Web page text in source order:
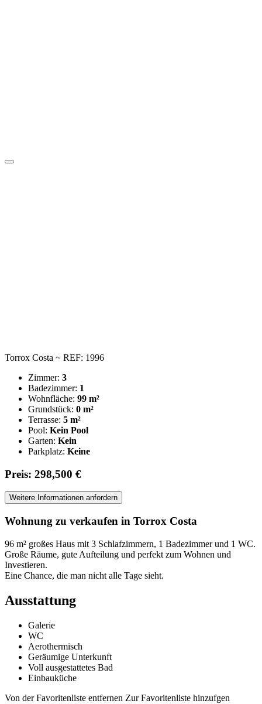
Torrox Costa ~ REF: 1996
Zimmer: 3
Badezimmer: 1
Wohnfläche: 99 m²
Grundstück: 0 m²
Terrasse: 5 m²
Pool: Kein Pool
Garten: Kein
Parkplatz: Keine
Preis: 298,500 €
Weitere Informationen anfordern
Wohnung zu verkaufen in Torrox Costa
96 m² großes Haus mit 3 Schlafzimmern, 1 Badezimmer und 1 WC.
Große Räume, gute Aufteilung und perfekt zum Wohnen und
Investieren.
Eine Chance, die man nicht alle Tage sieht.
Ausstattung
Galerie
WC
Aerothermisch
Geräumige Unterkunft
Voll ausgestattetes Bad
Einbauküche
Von der Favoritenliste entfernen Zur Favoritenliste hinzufgen